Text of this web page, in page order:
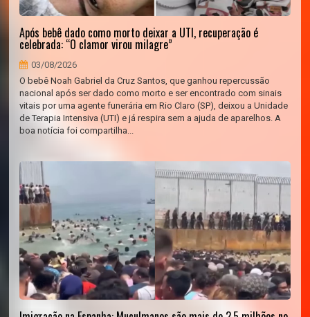
Após bebê dado como morto deixar a UTI, recuperação é
celebrada: “O clamor virou milagre”
03/08/2026
O bebê Noah Gabriel da Cruz Santos, que ganhou repercussão
nacional após ser dado como morto e ser encontrado com sinais
vitais por uma agente funerária em Rio Claro (SP), deixou a Unidade
de Terapia Intensiva (UTI) e já respira sem a ajuda de aparelhos. A
boa notícia foi compartilha...